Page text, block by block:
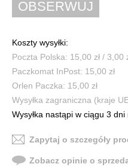
Koszty wysyłki:
Poczta Polska: 15,00 zł / 3,00
Paczkomat InPost: 15,00 zł
Orlen Paczka: 15,00 zł
Wysyłka zagraniczna (kraje
Wysyłka nastąpi w ciągu 3 dni
Zapytaj o szczegóły
Zobacz opinie o